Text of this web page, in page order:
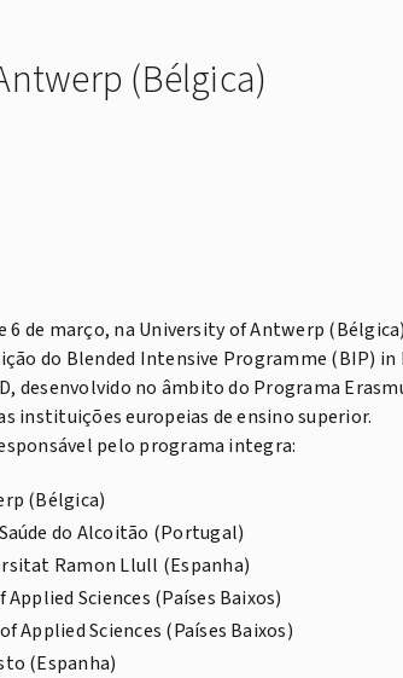
(Bélgica)
6 de março, na University of Antwerp
do Blended Intensive Programme (BIP)
desenvolvido no âmbito do Programa
instituições europeias de ensino superior.
pelo programa integra:
(Bélgica)
do Alcoitão (Portugal)
Ramon Llull (Espanha)
Sciences (Países Baixos)
Applied Sciences (Países Baixos)
(Espanha)